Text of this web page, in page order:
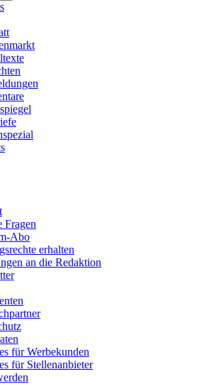
Fragen
Abo
erhalten
an die Redaktion
für Werbekunden
für Stellenanbieter